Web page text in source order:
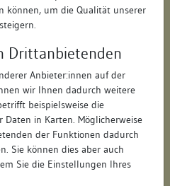
können, um die Qualität unserer
Drittanbietenden
Anbieter:innen auf der
wir Ihnen dadurch weitere
beispielsweise die
in Karten. Möglicherweise
der Funktionen dadurch
Sie können dies aber auch
Sie die Einstellungen Ihres
1
72813
Würtingen
Tübingen
Reutlingen (Landkreis)
8415093010